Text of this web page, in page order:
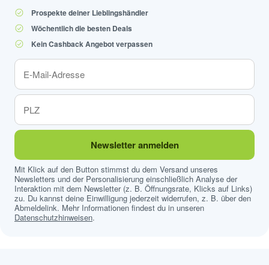
Prospekte deiner Lieblingshändler
Wöchentlich die besten Deals
Kein Cashback Angebot verpassen
Newsletter anmelden
Mit Klick auf den Button stimmst du dem Versand unseres
Newsletters und der Personalisierung einschließlich Analyse der
Interaktion mit dem Newsletter (z. B. Öffnungsrate, Klicks auf Links)
zu. Du kannst deine Einwilligung jederzeit widerrufen, z. B. über den
Abmeldelink. Mehr Informationen findest du in unseren
Datenschutzhinweisen.